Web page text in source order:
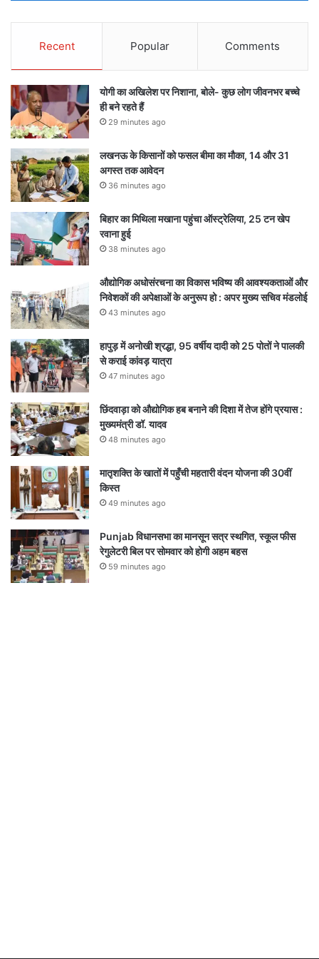
Recent Popular Comments
योगी का अखिलेश पर निशाना, बोले- कुछ लोग जीवनभर बच्चे
ही बने रहते हैं
29 minutes ago
लखनऊ के किसानों को फसल बीमा का मौका, 14 और 31
अगस्त तक आवेदन
36 minutes ago
बिहार का मिथिला मखाना पहुंचा ऑस्ट्रेलिया, 25 टन खेप
रवाना हुई
38 minutes ago
औद्योगिक अधोसंरचना का विकास भविष्य की आवश्यकताओं और
निवेशकों की अपेक्षाओं के अनुरूप हो : अपर मुख्य सचिव मंडलोई
43 minutes ago
हापुड़ में अनोखी श्रद्धा, 95 वर्षीय दादी को 25 पोतों ने पालकी
से कराई कांवड़ यात्रा
47 minutes ago
छिंदवाड़ा को औद्योगिक हब बनाने की दिशा में तेज होंगे प्रयास :
मुख्यमंत्री डॉ. यादव
48 minutes ago
मातृशक्ति के खातों में पहुँची महतारी वंदन योजना की 30वीं
किस्त
49 minutes ago
Punjab विधानसभा का मानसून सत्र स्थगित, स्कूल फीस
रेगुलेटरी बिल पर सोमवार को होगी अहम बहस
59 minutes ago